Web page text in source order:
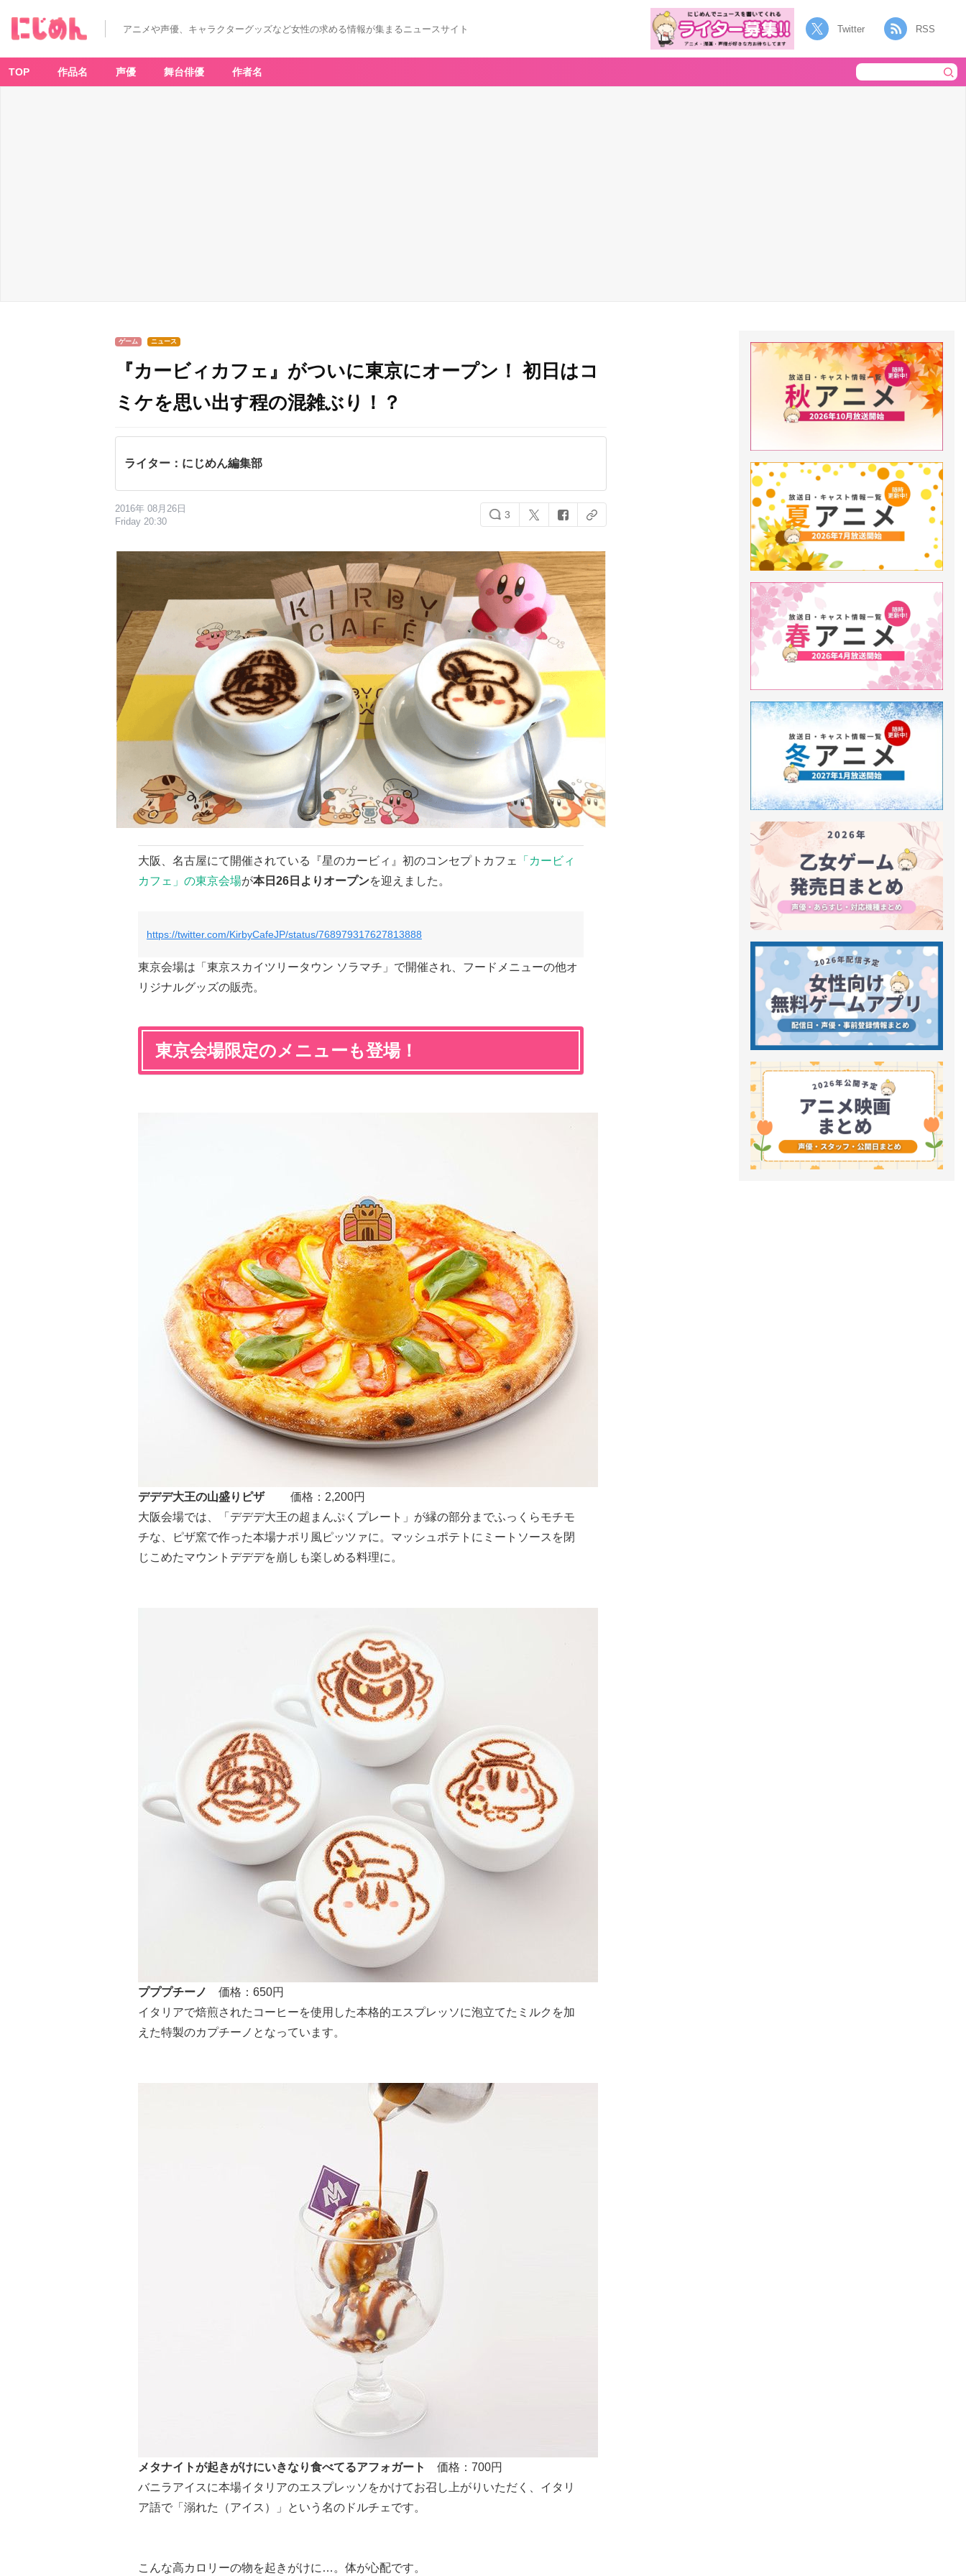
アニメや声優、キャラクターグッズなど女性の求める情報が集まるニュースサイト Twitter RSS
TOP 作品名 声優 舞台俳優 作者名
ゲーム ニュース
『カービィカフェ』がついに東京にオープン！ 初日はコ
ミケを思い出す程の混雑ぶり！？
ライター：にじめん編集部
2016年 08月26日
Friday 20:30
3
大阪、名古屋にて開催されている『星のカービィ』初のコンセプトカフェ
「カービィ
カフェ」の東京会場が本日26日よりオープンを迎えました。
https://twitter.com/KirbyCafeJP/status/768979317627813888
東京会場は「東京スカイツリータウン ソラマチ」で開催され、フードメニューの他オ
リジナルグッズの販売。
東京会場限定のメニューも登場！
デデデ大王の山盛りピザ価格：2,200円
大阪会場では、「デデデ大王の超まんぷくプレート」が縁の部分までふっくらモチモ
チな、ピザ窯で作った本場ナポリ風ピッツァに。マッシュポテトにミートソースを閉
じこめたマウントデデデを崩しも楽しめる料理に。
プププチーノ
価格：650円
イタリアで焙煎されたコーヒーを使用した本格的エスプレッソに泡立てたミルクを加
えた特製のカプチーノとなっています。
メタナイトが起きがけにいきなり食べてるアフォガート 価格：700円
バニラアイスに本場イタリアのエスプレッソをかけてお召し上がりいただく、イタリ
ア語で「溺れた（アイス）」という名のドルチェです。
こんな高カロリーの物を起きがけに…。体が心配です。